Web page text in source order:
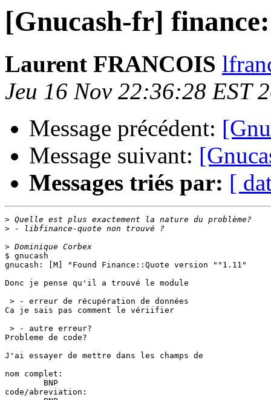
[Gnucash-fr]
Laurent FRANCOIS
Jeu 16 Nov 22:36:28 EST
Message précédent:
Message suivant:
Messages triés par: [
>
>
>
$ gnucash
gnucash: [M] "Found Finance::Quote version ""1.11"
Donc je pense qu'il a trouvé le module
> - erreur de récupération de données
Ca je sais pas comment le vériifier
> - autre erreur?
Probleme de code?
J'ai essayer de mettre dans les champs de
nom complet:
code/abreviation: